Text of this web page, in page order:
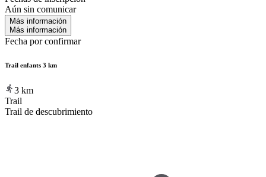
Aún sin comunicar
Más información
Más información
Fecha por confirmar
Trail enfants 3 km
3 km
Trail
Trail de descubrimiento